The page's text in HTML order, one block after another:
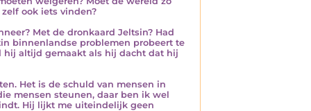
ook iets vinden?
Met de dronkaard Jeltsin? Had
binnenlandse problemen probeert te
hij altijd gemaakt als hij dacht dat hij
Het is de schuld van mensen in
mensen steunen, daar ben ik wel
Hij lijkt me uiteindelijk geen